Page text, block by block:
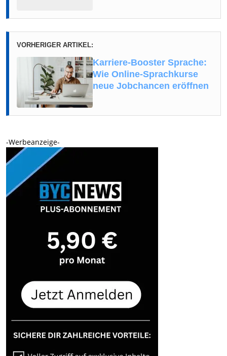
VORHERIGER ARTIKEL:
Karriere-Booster Sprache:
Wie Online-Sprachkurse
neue Jobchancen eröffnen
-Werbeanzeige-